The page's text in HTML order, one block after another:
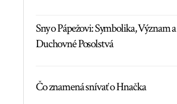
Sny o Pápežovi: Symbolika, Význam a
Duchovné Posolstvá
Čo znamená snívať o Hnačka